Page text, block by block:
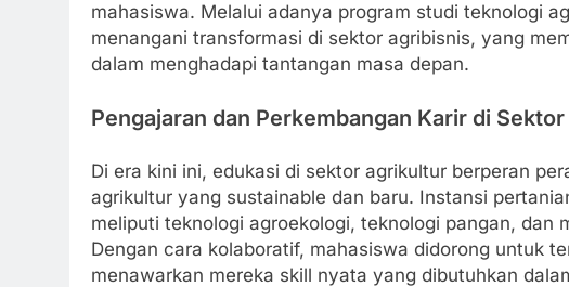
mahasiswa. Melalui adanya program studi teknologi
menangani transformasi di sektor agribisnis, yang
dalam menghadapi tantangan masa depan.
Pengajaran dan Perkembangan Karir di
Di era kini ini, edukasi di sektor agrikultur berperan
agrikultur yang sustainable dan baru. Instansi
meliputi teknologi agroekologi, teknologi pangan, dan
Dengan cara kolaboratif, mahasiswa didorong untuk
menawarkan mereka skill nyata yang dibutuhkan